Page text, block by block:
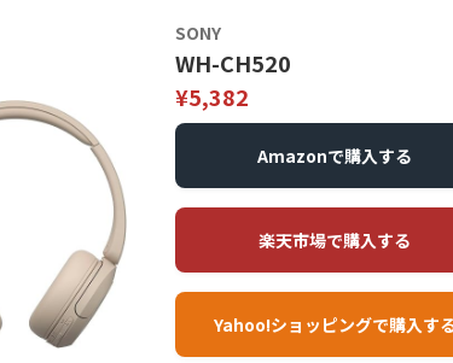
SONY
WH-CH520
¥5,382
Amazonで購入する
楽天市場で購入する
Yahoo!ショッピングで購入す